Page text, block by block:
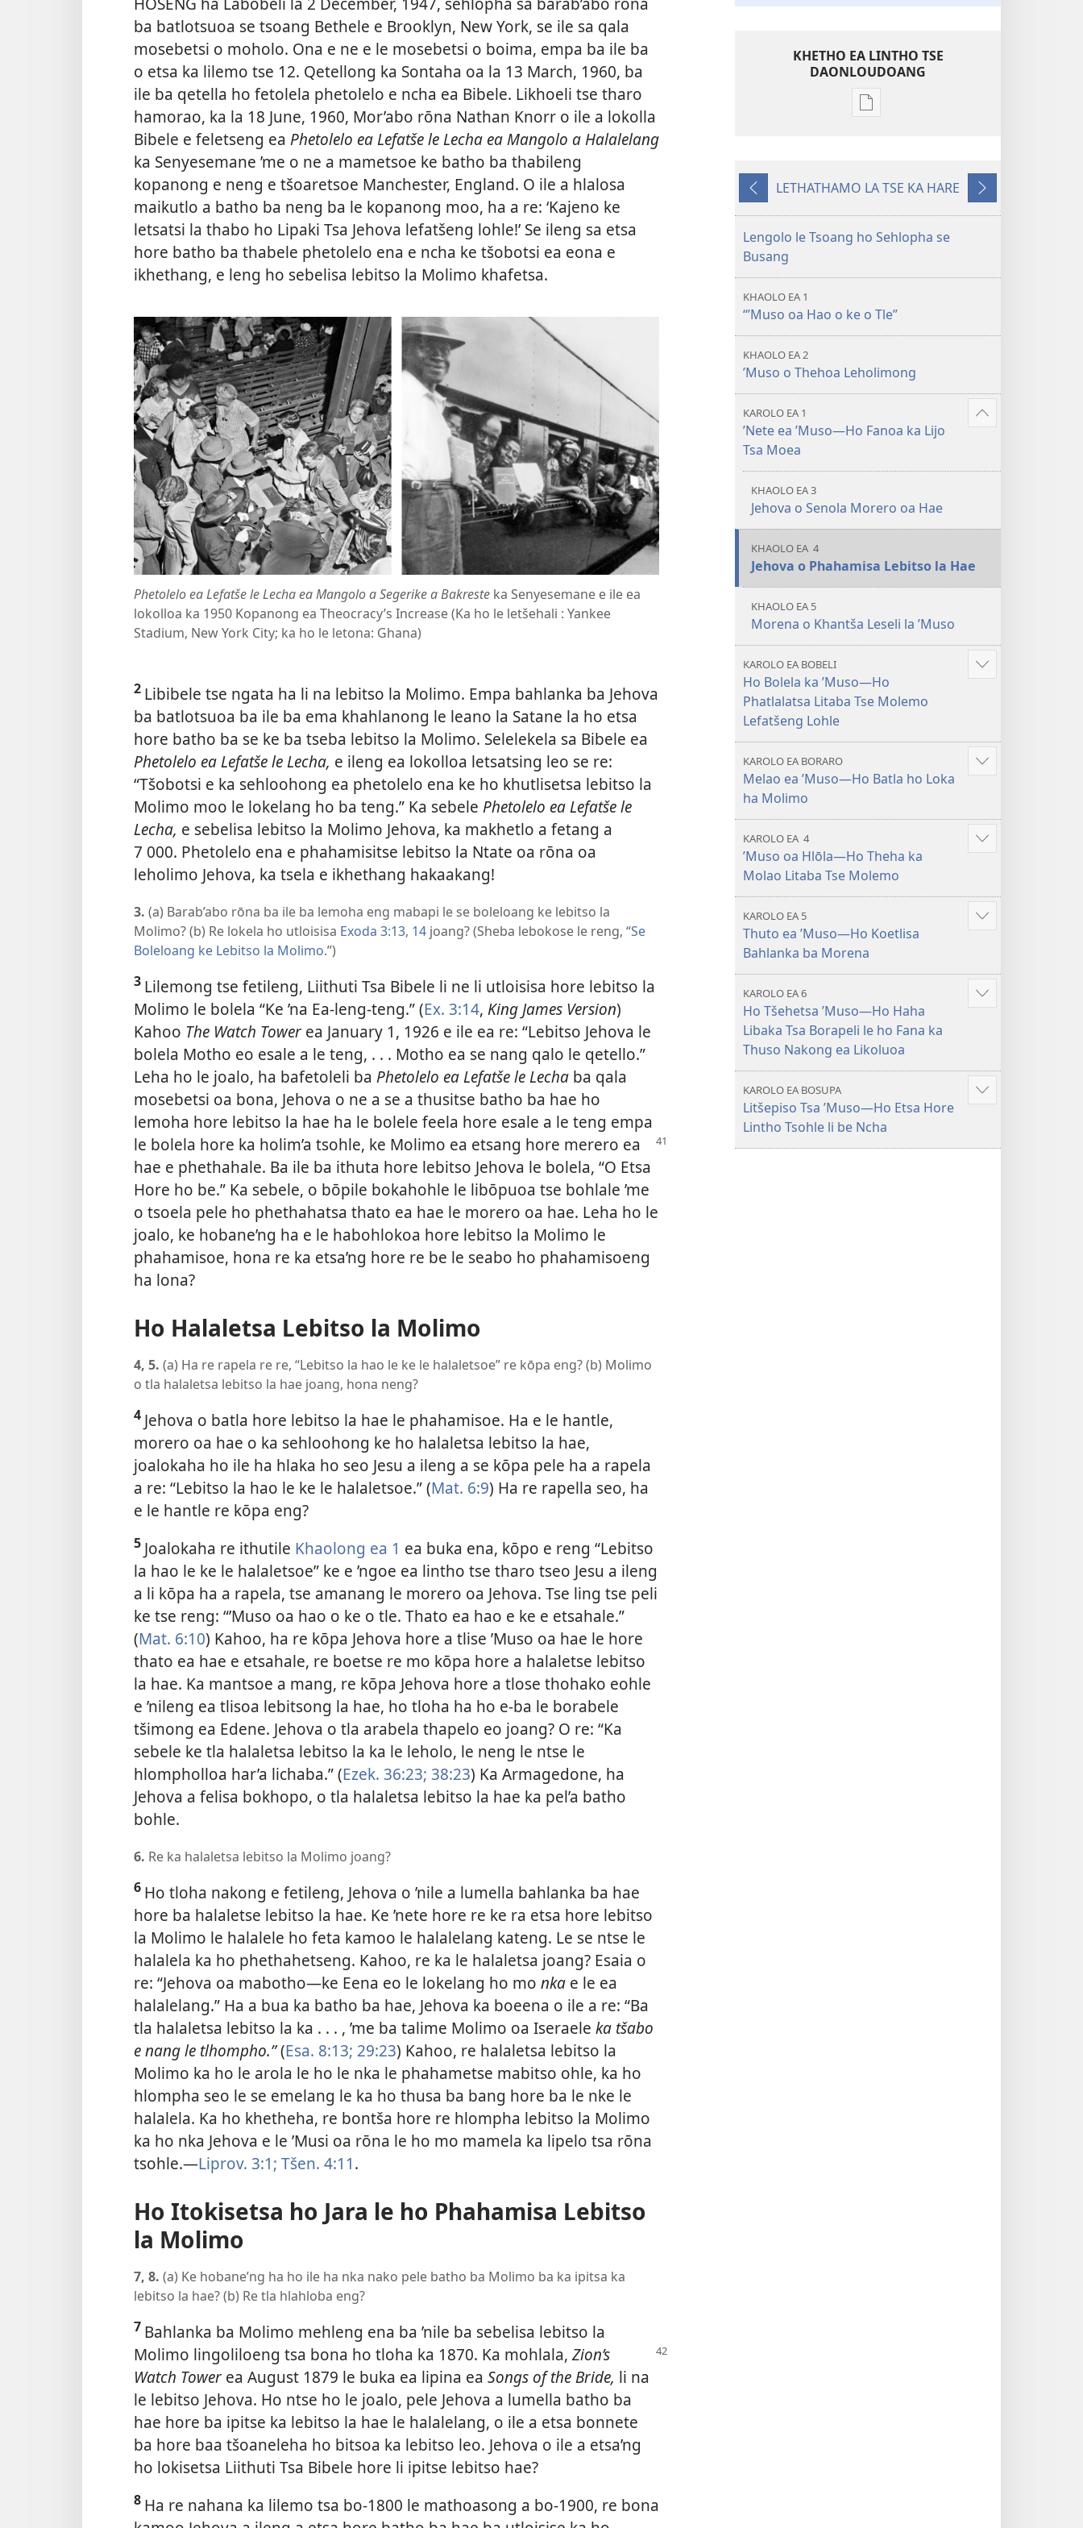
ba batlotsuoa se tsoang Bethele e Brooklyn, New York, se ile sa qala
mosebetsi o moholo. Ona e ne e le mosebetsi o boima, empa ba ile ba
o etsa ka lilemo tse 12. Qetellong ka Sontaha oa la 13 March, 1960, ba
ile ba qetella ho fetolela phetolelo e ncha ea Bibele. Likhoeli tse tharo
hamorao, ka la 18 June, 1960, Mor’abo rōna Nathan Knorr o ile a lokolla
Bibele e feletseng ea Phetolelo ea Lefatše le Lecha ea Mangolo a Halalelang
ka Senyesemane ’me o ne a mametsoe ke batho ba thabileng
kopanong e neng e tšoaretsoe Manchester, England. O ile a hlalosa
maikutlo a batho ba neng ba le kopanong moo, ha a re: ‘Kajeno ke
letsatsi la thabo ho Lipaki Tsa Jehova lefatšeng lohle!’ Se ileng sa etsa
hore batho ba thabele phetolelo ena e ncha ke tšobotsi ea eona e
ikhethang, e leng ho sebelisa lebitso la Molimo khafetsa.
Phetolelo ea Lefatše le Lecha ea Mangolo a Segerike a Bakreste ka Senyesemane e ile ea
lokolloa ka 1950 Kopanong ea Theocracy’s Increase (Ka ho le letšehali : Yankee
Stadium, New York City; ka ho le letona: Ghana)
2 Libibele tse ngata ha li na lebitso la Molimo. Empa bahlanka ba Jehova
ba batlotsuoa ba ile ba ema khahlanong le leano la Satane la ho etsa
hore batho ba se ke ba tseba lebitso la Molimo. Selelekela sa Bibele ea
Phetolelo ea Lefatše le Lecha, e ileng ea lokolloa letsatsing leo se re:
“Tšobotsi e ka sehloohong ea phetolelo ena ke ho khutlisetsa lebitso la
Molimo moo le lokelang ho ba teng.” Ka sebele Phetolelo ea Lefatše le
Lecha, e sebelisa lebitso la Molimo Jehova, ka makhetlo a fetang a
7 000. Phetolelo ena e phahamisitse lebitso la Ntate oa rōna oa
leholimo Jehova, ka tsela e ikhethang hakaakang!
3. (a) Barab’abo rōna ba ile ba lemoha eng mabapi le se boleloang ke lebitso la
Molimo? (b) Re lokela ho utloisisa Exoda 3:13, 14 joang? (Sheba lebokose le reng, “Se
Boleloang ke Lebitso la Molimo.”)
3 Lilemong tse fetileng, Liithuti Tsa Bibele li ne li utloisisa hore lebitso la
Molimo le bolela “Ke ’na Ea-leng-teng.” (Ex. 3:14, King James Version)
Kahoo The Watch Tower ea January 1, 1926 e ile ea re: “Lebitso Jehova le
bolela Motho eo esale a le teng, . . . Motho ea se nang qalo le qetello.”
Leha ho le joalo, ha bafetoleli ba Phetolelo ea Lefatše le Lecha ba qala
mosebetsi oa bona, Jehova o ne a se a thusitse batho ba hae ho
lemoha hore lebitso la hae ha le bolele feela hore esale a le teng empa
le bolela hore ka holim’a tsohle, ke Molimo ea etsang hore merero ea
hae e phethahale. Ba ile ba ithuta hore lebitso Jehova le bolela, “O Etsa
Hore ho be.” Ka sebele, o bōpile bokahohle le libōpuoa tse bohlale ’me
o tsoela pele ho phethahatsa thato ea hae le morero oa hae. Leha ho le
joalo, ke hobane’ng ha e le habohlokoa hore lebitso la Molimo le
phahamisoe, hona re ka etsa’ng hore re be le seabo ho phahamisoeng
ha lona?
Ho Halaletsa Lebitso la Molimo
4, 5. (a) Ha re rapela re re, “Lebitso la hao le ke le halaletsoe” re kōpa eng? (b) Molimo
o tla halaletsa lebitso la hae joang, hona neng?
4 Jehova o batla hore lebitso la hae le phahamisoe. Ha e le hantle,
morero oa hae o ka sehloohong ke ho halaletsa lebitso la hae,
joalokaha ho ile ha hlaka ho seo Jesu a ileng a se kōpa pele ha a rapela
a re: “Lebitso la hao le ke le halaletsoe.” (Mat. 6:9) Ha re rapella seo, ha
e le hantle re kōpa eng?
5 Joalokaha re ithutile Khaolong ea 1 ea buka ena, kōpo e reng “Lebitso
la hao le ke le halaletsoe” ke e ’ngoe ea lintho tse tharo tseo Jesu a ileng
a li kōpa ha a rapela, tse amanang le morero oa Jehova. Tse ling tse peli
ke tse reng: “’Muso oa hao o ke o tle. Thato ea hao e ke e etsahale.”
(Mat. 6:10) Kahoo, ha re kōpa Jehova hore a tlise ’Muso oa hae le hore
thato ea hae e etsahale, re boetse re mo kōpa hore a halaletse lebitso
la hae. Ka mantsoe a mang, re kōpa Jehova hore a tlose thohako eohle
e ’nileng ea tlisoa lebitsong la hae, ho tloha ha ho e-ba le borabele
tšimong ea Edene. Jehova o tla arabela thapelo eo joang? O re: “Ka
sebele ke tla halaletsa lebitso la ka le leholo, le neng le ntse le
hlompholloa har’a lichaba.” (Ezek. 36:23; 38:23) Ka Armagedone, ha
Jehova a felisa bokhopo, o tla halaletsa lebitso la hae ka pel’a batho
bohle.
6. Re ka halaletsa lebitso la Molimo joang?
6 Ho tloha nakong e fetileng, Jehova o ’nile a lumella bahlanka ba hae
hore ba halaletse lebitso la hae. Ke ’nete hore re ke ra etsa hore lebitso
la Molimo le halalele ho feta kamoo le halalelang kateng. Le se ntse le
halalela ka ho phethahetseng. Kahoo, re ka le halaletsa joang? Esaia o
re: “Jehova oa mabotho—ke Eena eo le lokelang ho mo nka e le ea
halalelang.” Ha a bua ka batho ba hae, Jehova ka boeena o ile a re: “Ba
tla halaletsa lebitso la ka . . . , ’me ba talime Molimo oa Iseraele ka tšabo
e nang le tlhompho.”(Esa. 8:13; 29:23) Kahoo, re halaletsa lebitso la
Molimo ka ho le arola le ho le nka le phahametse mabitso ohle, ka ho
hlompha seo le se emelang le ka ho thusa ba bang hore ba le nke le
halalela. Ka ho khetheha, re bontša hore re hlompha lebitso la Molimo
ka ho nka Jehova e le ’Musi oa rōna le ho mo mamela ka lipelo tsa rōna
tsohle.—Liprov. 3:1; Tšen. 4:11.
Ho Itokisetsa ho Jara le ho Phahamisa Lebitso
la Molimo
7, 8. (a) Ke hobane’ng ha ho ile ha nka nako pele batho ba Molimo ba ka ipitsa ka
lebitso la hae? (b) Re tla hlahloba eng?
7 Bahlanka ba Molimo mehleng ena ba ’nile ba sebelisa lebitso la
Molimo lingoliloeng tsa bona ho tloha ka 1870. Ka mohlala, Zion’s
Watch Tower ea August 1879 le buka ea lipina ea Songs of the Bride, li na
le lebitso Jehova. Ho ntse ho le joalo, pele Jehova a lumella batho ba
hae hore ba ipitse ka lebitso la hae le halalelang, o ile a etsa bonnete
ba hore baa tšoaneleha ho bitsoa ka lebitso leo. Jehova o ile a etsa’ng
ho lokisetsa Liithuti Tsa Bibele hore li ipitse lebitso hae?
8 Ha re nahana ka lilemo tsa bo-1800 le mathoasong a bo-1900, re bona
KHETHO EA LINTHO TSE
DAONLOUDOANG
Khetho
lingoliloeng
Inthaneteng
’Muso
oa
Busa!
fetileng
LETHATHAMO LA TSE KA HARE
Latelang
Lengolo le Tsoang ho Sehlopha se
Busang
KHAOLO EA 1
“’Muso oa Hao o ke o Tle”
KHAOLO EA 2
’Muso o Thehoa Leholimong
KAROLO EA 1
’Nete ea ’Muso—Ho Fanoa ka Lijo
Tsa Moea
Hlahisa
KHAOLO EA 3
Jehova o Senola Morero oa Hae
KHAOLO EA 4
Jehova o Phahamisa Lebitso la Hae
KHAOLO EA 5
Morena o Khantša Leseli la ’Muso
KAROLO EA BOBELI
Ho Bolela ka ’Muso​—Ho
Phatlalatsa Litaba Tse Molemo
Lefatšeng Lohle
Hlahisa
KAROLO EA BORARO
Melao ea ’Muso​—Ho Batla ho Loka
ha Molimo
Hlahisa
KAROLO EA 4
’Muso oa Hlōla​—Ho Theha ka
Molao Litaba Tse Molemo
Hlahisa
KAROLO EA 5
Thuto ea ’Muso—Ho Koetlisa
Bahlanka ba Morena
Hlahisa
KAROLO EA 6
Ho Tšehetsa ’Muso​—Ho Haha
Libaka Tsa Borapeli le ho Fana ka
Thuso Nakong ea Likoluoa
Hlahisa
KAROLO EA BOSUPA
Litšepiso Tsa ’Muso​—Ho Etsa Hore
Lintho Tsohle li be Ncha
Hlahisa